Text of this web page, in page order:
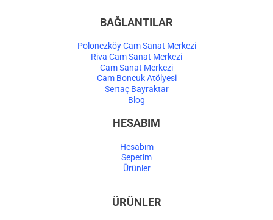
BAĞLANTILAR
Polonezköy Cam Sanat Merkezi
Riva Cam Sanat Merkezi
Cam Sanat Merkezi
Cam Boncuk Atölyesi
Sertaç Bayraktar
Blog
HESABIM
Hesabım
Sepetim
Ürünler
ÜRÜNLER